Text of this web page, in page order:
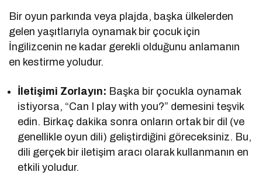
Bir oyun parkında veya plajda, başka ülkelerden
gelen yaşıtlarıyla oynamak bir çocuk için
İngilizcenin ne kadar gerekli olduğunu anlamanın
en kestirme yoludur.
İletişimi Zorlayın: Başka bir çocukla oynamak
istiyorsa, “Can I play with you?” demesini teşvik
edin. Birkaç dakika sonra onların ortak bir dil (ve
genellikle oyun dili) geliştirdiğini göreceksiniz. Bu,
dili gerçek bir iletişim aracı olarak kullanmanın en
etkili yoludur.